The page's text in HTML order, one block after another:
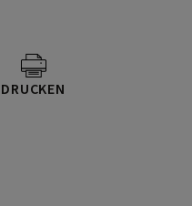
DRUCKEN